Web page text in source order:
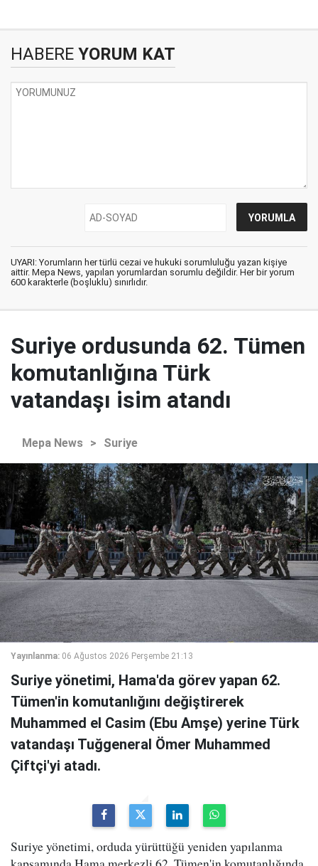
HABERE YORUM KAT
UYARI: Yorumların her türlü cezai ve hukuki sorumluluğu yazan kişiye
aittir. Mepa News, yapılan yorumlardan sorumlu değildir. Her bir yorum
600 karakterle (boşluklu) sınırlıdır.
Suriye ordusunda 62. Tümen
komutanlığına Türk
vatandaşı isim atandı
Mepa News > Suriye
Yayınlanma: 06 Ağustos 2026 Perşembe 21:13
Suriye yönetimi, Hama'da görev yapan 62.
Tümen'in komutanlığını değiştirerek
Muhammed el Casim (Ebu Amşe) yerine Türk
vatandaşı Tuğgeneral Ömer Muhammed
Çiftçi'yi atadı.
Suriye yönetimi, orduda yürüttüğü yeniden yapılanma